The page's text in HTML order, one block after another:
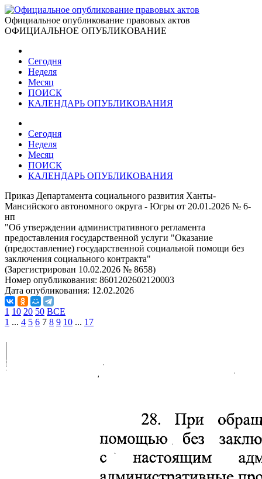
Официальное опубликование правовых актов
ОФИЦИАЛЬНОЕ ОПУБЛИКОВАНИЕ
Сегодня
Неделя
Месяц
ПОИСК
КАЛЕНДАРЬ ОПУБЛИКОВАНИЯ
Сегодня
Неделя
Месяц
ПОИСК
КАЛЕНДАРЬ ОПУБЛИКОВАНИЯ
Приказ Департамента социального развития Ханты-
Мансийского автономного округа - Югры от 20.01.2026 № 6-
нп
"Об утверждении административного регламента
предоставления государственной услуги "Оказание
(предоставление) государственной социальной помощи без
заключения социального контракта"
(Зарегистрирован 10.02.2026 № 8658)
Номер опубликования: 8601202602120003
Дата опубликования: 12.02.2026
1 10 20 50 ВСЕ
1 ... 4 5 6 7 8 9 10 ... 17